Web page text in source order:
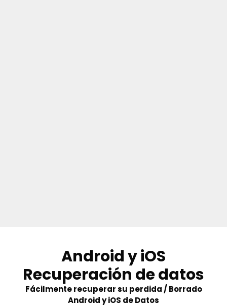
content
Android y iOS
Recuperación de datos
Fácilmente recuperar su perdida / Borrado
Android y iOS de Datos